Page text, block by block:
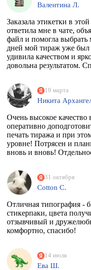
Валентина Л.
Заказала этикетки в
ответила мне в чате,
файл и помогла выбрать
дней мой тираж уже был
удивила качеством и
довольна результатом.
19 марта
Никита
Очень высокое качество
оперативно
печать тиража и при
уровне! Потрясен и
вновь и вновь!
31 октября
Cotton C.
Отличная типография -
стикерпаки, цвета
отзывчивый и
комфортно, спасибо!
14 июля
Ева Ш.